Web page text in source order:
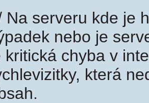
Na serveru kde je
nebo je
kritická chyba v
která